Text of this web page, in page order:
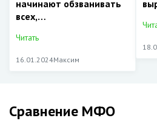
начинают обзванивать
всех,…
Читать
16.01.2024Максим
Сравнение МФО